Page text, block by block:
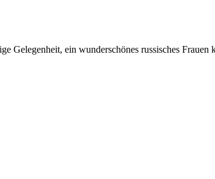
Gelegenheit, ein wunderschönes russisches